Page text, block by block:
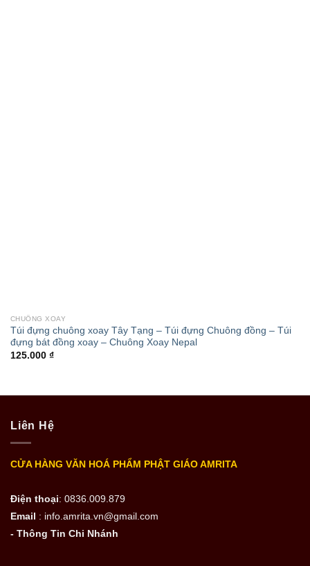
CHUÔNG XOAY
Túi đựng chuông xoay Tây Tạng – Túi đựng Chuông đồng – Túi
đựng bát đồng xoay – Chuông Xoay Nepal
125.000 ₫
Liên Hệ
CỬA HÀNG VĂN HOÁ PHẨM PHẬT GIÁO AMRITA
Điện thoại: 0836.009.879
Email
: info.amrita.vn@gmail.com
- Thông Tin Chi Nhánh